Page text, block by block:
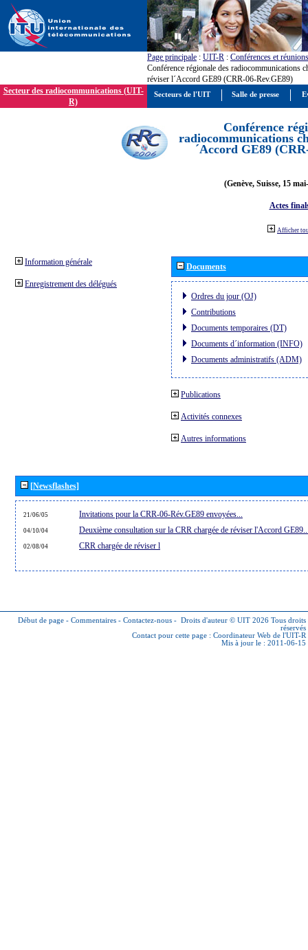
Page principale : UIT-R : Conférences et réunions
Conférence régionale des radiocommunications
réviser l´Accord GE89 (CRR-06-Rev.GE89)
Secteur des radiocommunications (UIT-
R)
Conférence
radiocommunications
´Accord GE89
(Genève, Suisse, 15
Actes
Afficher
Information générale
Enregistrement des délégués
Documents
Ordres du jour (OJ)
Contributions
Documents temporaires (DT)
Documents d´information (INFO)
Documents administratifs (ADM)
Publications
Activités connexes
Autres informations
[Newsflashes]
21/06/05 Invitations pour la CRR-06-Rév.GE89 envoyées...
04/10/04 Deuxième consultation sur la CRR chargée de réviser l'Accord
02/08/04 CRR chargée de réviser l
Début de page - Commentaires - Contactez-nous - Droits d'auteur © UIT 2026 Tous droits
réservés
Contact pour cette page : Coordinateur Web de l'UIT-R
Mis à jour le : 2011-06-15
Secteurs de l'UIT Salle de presse